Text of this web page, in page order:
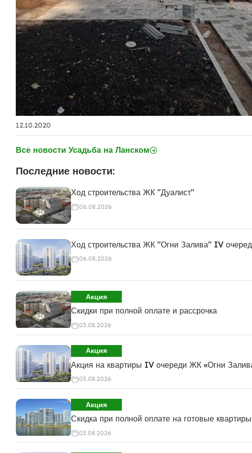
12.10.2020
Все новости Усадьба на Ланском
Последние новости:
Ход строительства ЖК "Дуалист"
06.08.2026
Ход строительства ЖК "Огни Залива" IV
06.08.2026
Акция
Скидки при полной оплате и рассрочка
03.08.2026
Акция
Акция на квартиры IV очереди ЖК «Огни
03.08.2026
Акция
Скидка при полной оплате на готовые
03.08.2026